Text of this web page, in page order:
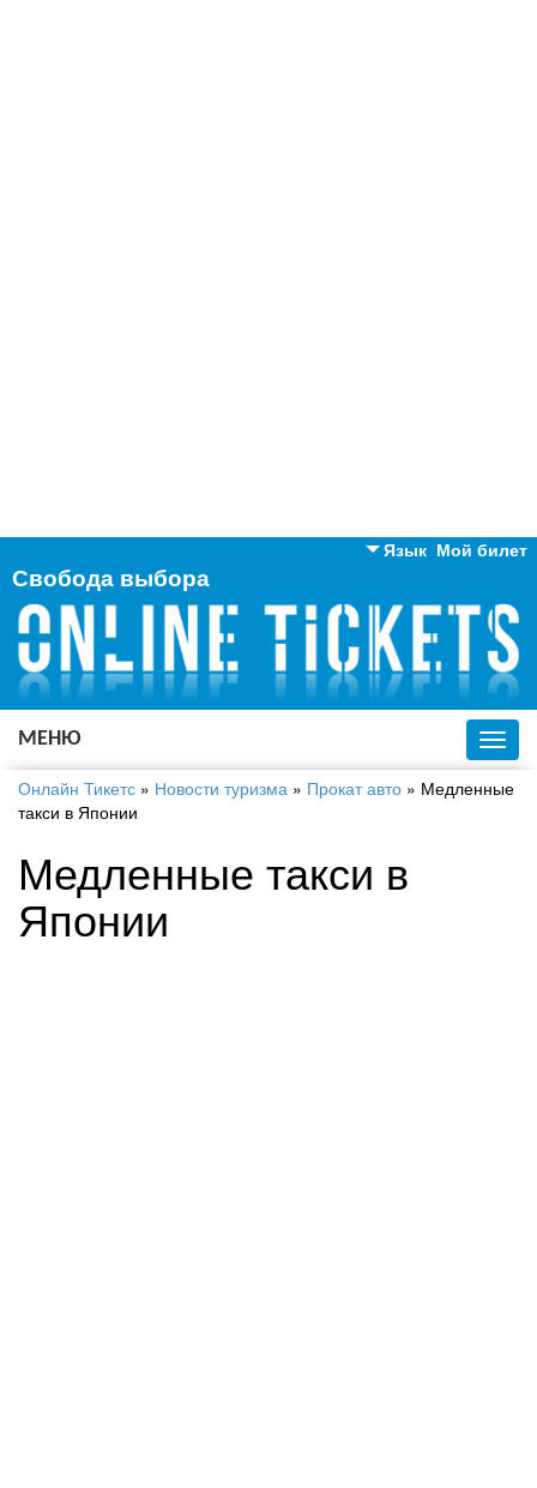
Мой билет
Язык
Английский
Русский
Украинский
Свобода выбора
МЕНЮ
Онлайн Тикетс » Новости туризма » Прокат авто » Медленные
такси в Японии
Медленные такси в
Японии